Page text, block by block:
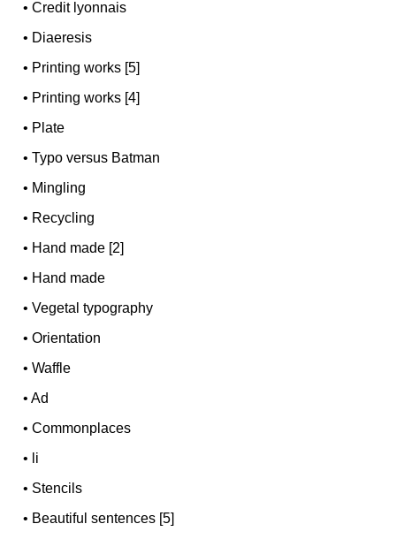
•Credit lyonnais
• Diaeresis
• Printing works [5]
• Printing works [4]
• Plate
•Typo versus Batman
• Mingling
• Recycling
• Hand made [2]
• Hand made
•Vegetal typography
•Orientation
•Waffle
•Ad
•Commonplaces
• li
• Stencils
• Beautiful sentences [5]